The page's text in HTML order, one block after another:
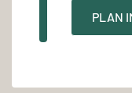
PLAN